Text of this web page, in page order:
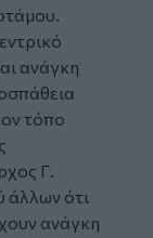
ανάγκη
τόπο
Γ.
άλλων ότι
ανάγκη